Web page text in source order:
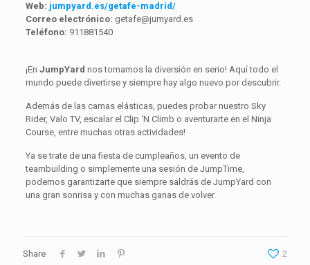
Web: jumpyard.es/getafe-madrid/
Correo electrónico: getafe@jumyard.es
Teléfono: 911881540
¡En JumpYard nos tomamos la diversión en serio! Aquí todo el
mundo puede divertirse y siempre hay algo nuevo por descubrir.
Además de las camas elásticas, puedes probar nuestro Sky
Rider, Valo TV, escalar el Clip ‘N Climb o aventurarteen el Ninja
Course, entremuchas otras actividades!
Ya se trate de una fiesta de cumpleaños, un evento de
teambuilding o simplemente una sesión de JumpTime,
podemos garantizarte que siempre saldrás de JumpYard con
una gran sonrisa y con muchas ganas de volver.
Share 2